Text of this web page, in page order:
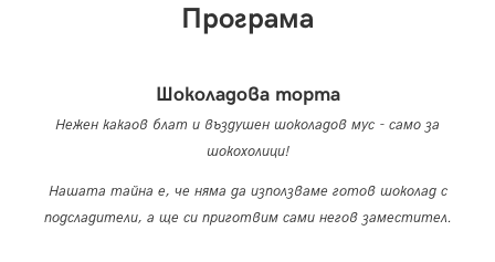
Програма
Шоколадова торта
Нежен какаов блат и въздушен шоколадов мус - само за
шокохолици!
Нашата тайна е, че няма да използваме готов шоколад с
подсладители, а ще си приготвим сами негов заместител.